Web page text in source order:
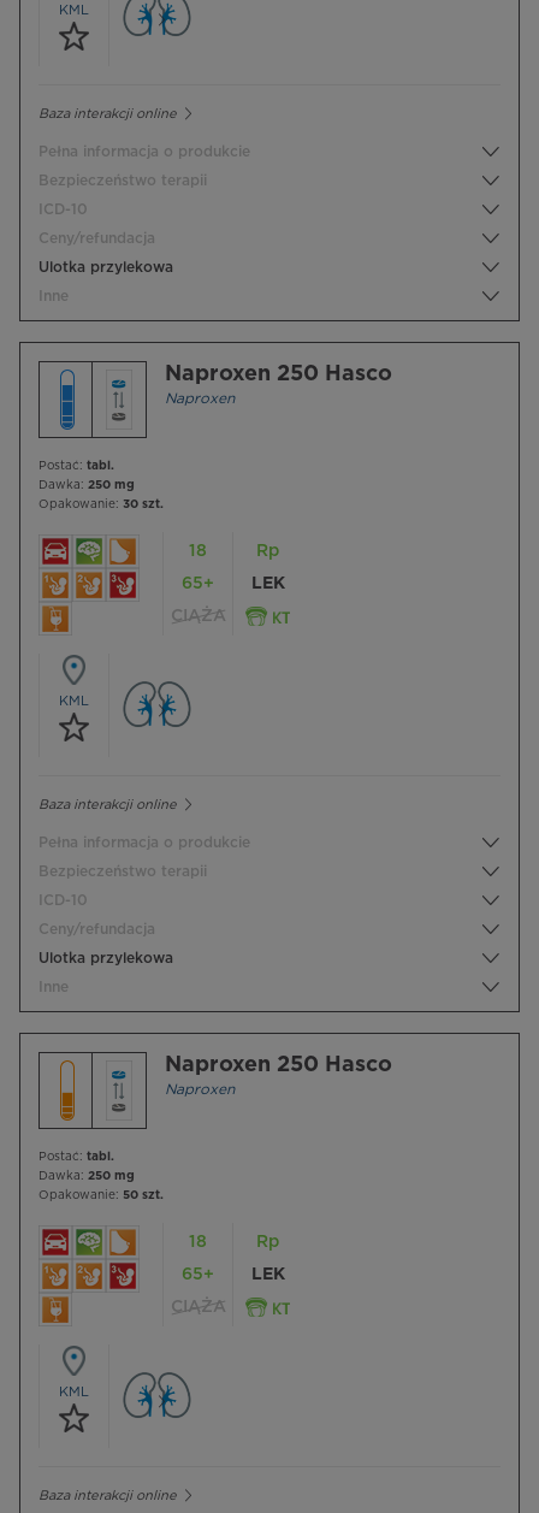
KML
Baza interakcji online
Pełna informacja o produkcie
Bezpieczeństwo terapii
ICD-10
Ceny/refundacja
Ulotka przylekowa
Inne
Naproxen 250 Hasco
Naproxen
Postać: tabl.
Dawka: 250 mg
Opakowanie: 30 szt.
18
65+
CIĄŻA
Rp
LEK
KML
Baza interakcji online
Pełna informacja o produkcie
Bezpieczeństwo terapii
ICD-10
Ceny/refundacja
Ulotka przylekowa
Inne
Naproxen 250 Hasco
Naproxen
Postać: tabl.
Dawka: 250 mg
Opakowanie: 50 szt.
18
65+
CIĄŻA
Rp
LEK
KML
Baza interakcji online